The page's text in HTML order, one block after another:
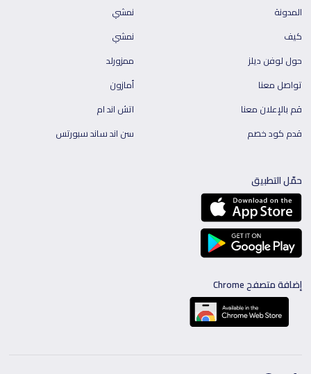
المدونة
كيف
حول لوفن ديلز
تواصل معنا
قم بالإعلان معنا
قدم كود خصم
نمشي
نمشي
ممزورلد
أمازون
اتش اند ام
سن اند ساند سبورتس
حمّل التطبيق
إضافة متصفح Chrome